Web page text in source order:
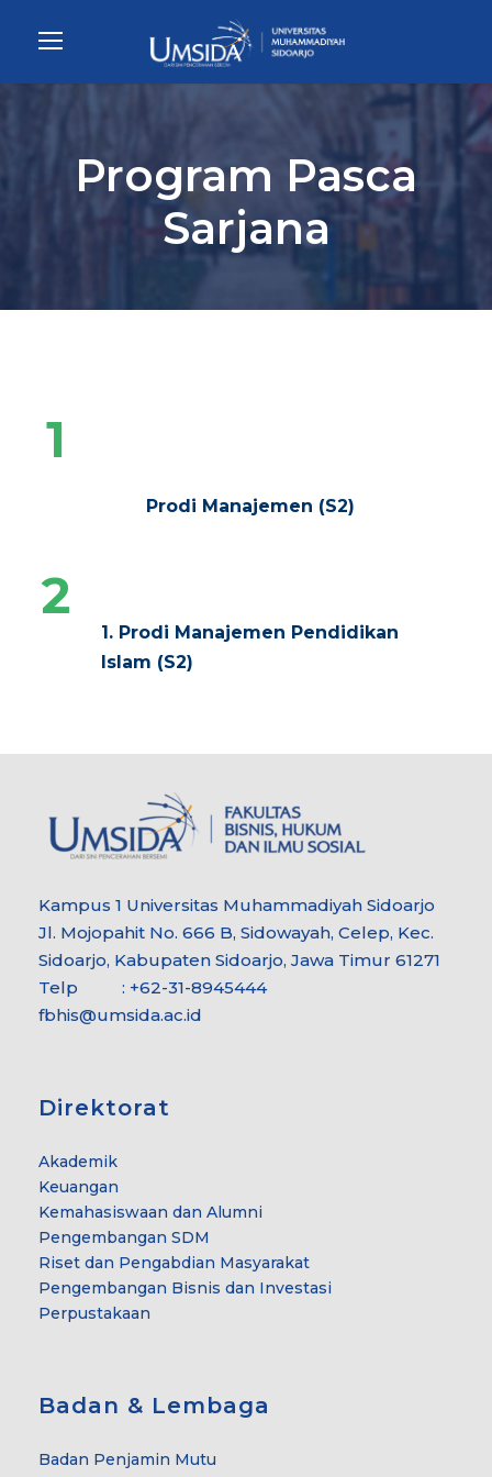
Program Pasca
Sarjana
1
Prodi Manajemen (S2)
2
1. Prodi Manajemen Pendidikan
Islam (S2)
Kampus 1 Universitas Muhammadiyah Sidoarjo
Jl. Mojopahit No. 666 B, Sidowayah, Celep, Kec.
Sidoarjo, Kabupaten Sidoarjo, Jawa Timur 61271
Telp : +62-31-8945444
fbhis@umsida.ac.id
Direktorat
Akademik
Keuangan
Kemahasiswaan dan Alumni
Pengembangan SDM
Riset dan Pengabdian Masyarakat
Pengembangan Bisnis dan Investasi
Perpustakaan
Badan & Lembaga
Badan Penjamin Mutu